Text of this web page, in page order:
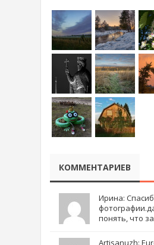
КОММЕНТАРИЕВ
Ирина:
понять, что